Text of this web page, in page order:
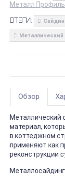
Металл Профиль
ТЕГИ:
Металлический
Обзор
Металлический
материал,
в коттеджном
применяют как
реконструкции